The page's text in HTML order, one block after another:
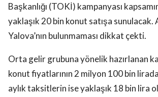
Başkanlığı (TOKİ) kampanyası
yaklaşık 20 bin konut satışa sunulacak.
Yalova’nın bulunmaması dikkat çekti.
Orta gelir grubuna yönelik hazırlanan
konut fiyatlarının 2 milyon 100 bin
aylık taksitlerin ise yaklaşık 18 bin lira